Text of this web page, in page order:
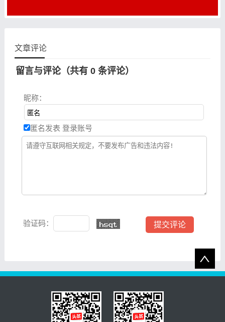
文章评论
留言与评论（共有 0条评论）
昵称：
匿名发表 登录账号
验证码：